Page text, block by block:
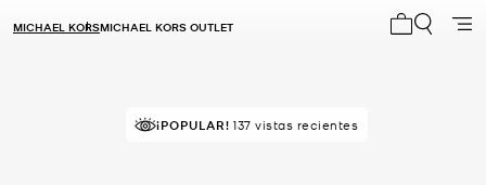
MICHAEL KORSMICHAEL KORS OUTLET
RECOMENDADO por el 83% de compradores
¡POPULAR! 137 vistas recientes